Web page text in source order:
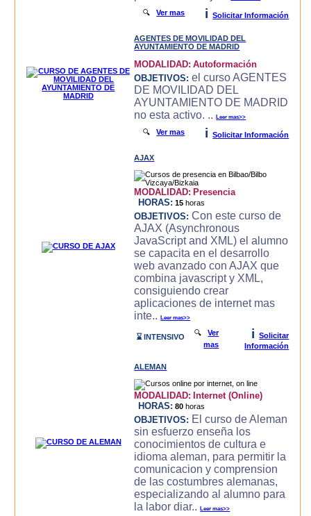
🔍Ver mas i Solicitar Información
AGENTES DE MOVILIDAD DEL
AYUNTAMIENTO DE MADRID
MODALIDAD: Autoformación
OBJETIVOS: el curso AGENTES
DE MOVILIDAD DEL
AYUNTAMIENTO DE MADRID
no esta activo. ..Leer mas>>
🔍Ver mas i Solicitar Información
AJAX
MODALIDAD: Presencia
HORAS: 15 horas
OBJETIVOS: Con este curso de
AJAX (Asynchronous
JavaScript and XML) el alumno
se capacita en el desarrollo
web avanzado con AJAX que
combina javascript y XML,
consiguiendo crear
aplicaciones de internet mas
inte..Leer mas>>
⌛ INTENSIVO 🔍Ver
mas
i
Solicitar
Información
ALEMAN
MODALIDAD: Internet (Online)
HORAS: 80 horas
OBJETIVOS: El curso de Aleman
sin esfuerzo enseña los
conocimientos de cultura e
idioma aleman, para permitir la
comunicacion y comprension
de las costumbres alemanas,
especializando al alumno para
la labor diar..Leer mas>>